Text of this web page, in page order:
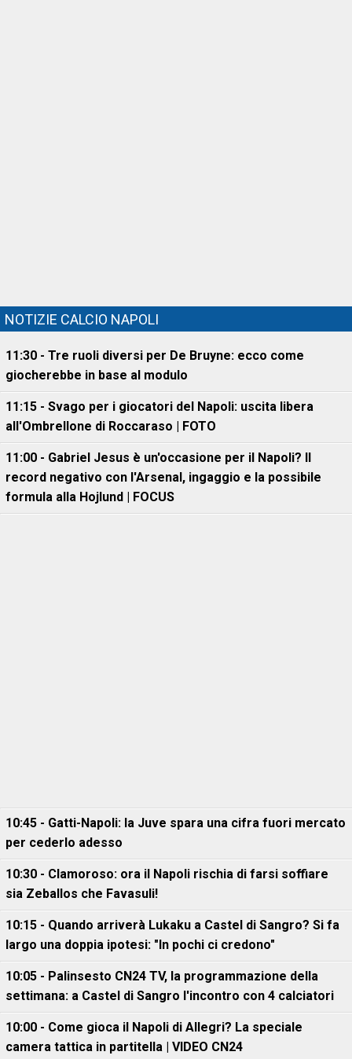
NOTIZIE CALCIO NAPOLI
11:30 - Tre ruoli diversi per De Bruyne: ecco come
giocherebbe in base al modulo
11:15 - Svago per i giocatori del Napoli: uscita libera
all'Ombrellone di Roccaraso | FOTO
11:00 - Gabriel Jesus è un'occasione per il Napoli? Il
record negativo con l'Arsenal, ingaggio e la possibile
formula alla Hojlund | FOCUS
10:45 - Gatti-Napoli: la Juve spara una cifra fuori mercato
per cederlo adesso
10:30 - Clamoroso: ora il Napoli rischia di farsi soffiare
sia Zeballos che Favasuli!
10:15 - Quando arriverà Lukaku a Castel di Sangro? Si fa
largo una doppia ipotesi: "In pochi ci credono"
10:05 - Palinsesto CN24 TV, la programmazione della
settimana: a Castel di Sangro l'incontro con 4 calciatori
10:00 - Come gioca il Napoli di Allegri? La speciale
camera tattica in partitella | VIDEO CN24